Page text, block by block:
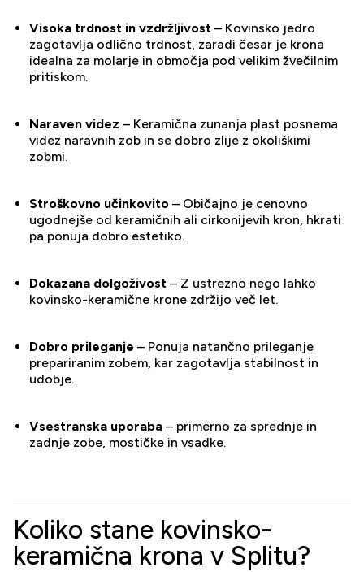
Visoka trdnost in vzdržljivost – Kovinsko jedro
zagotavlja odlično trdnost, zaradi česar je krona
idealna za molarje in območja pod velikim žvečilnim
pritiskom.
Naraven videz – Keramična zunanja plast posnema
videz naravnih zob in se dobro zlije z okoliškimi
zobmi.
Stroškovno učinkovito – Običajno je cenovno
ugodnejše od keramičnih ali cirkonijevih kron, hkrati
pa ponuja dobro estetiko.
Dokazana dolgoživost – Z ustrezno nego lahko
kovinsko-keramične krone zdržijo več let.
Dobro prileganje – Ponuja natančno prileganje
prepariranim zobem, kar zagotavlja stabilnost in
udobje.
Vsestranska uporaba – primerno za sprednje in
zadnje zobe, mostičke in vsadke.
Koliko stane kovinsko-
keramična krona v Splitu?